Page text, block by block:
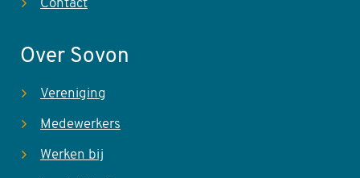
Contact
Over Sovon
Vereniging
Medewerkers
Werken bij